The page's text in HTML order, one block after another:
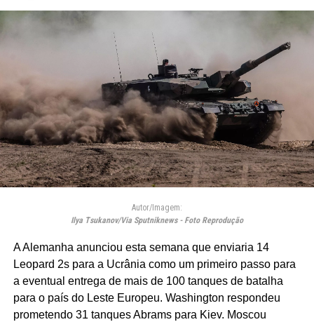
Autor/Imagem:
Ilya Tsukanov/Via Sputniknews - Foto Reprodução
A Alemanha anunciou esta semana que enviaria 14
Leopard 2s para a Ucrânia como um primeiro passo para
a eventual entrega de mais de 100 tanques de batalha
para o país do Leste Europeu. Washington respondeu
prometendo 31 tanques Abrams para Kiev. Moscou